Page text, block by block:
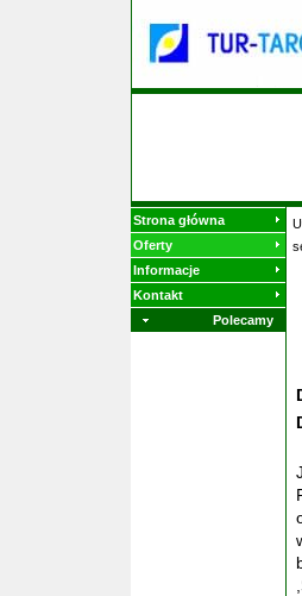
Strona główna
Oferty
Informacje
Kontakt
Polecamy